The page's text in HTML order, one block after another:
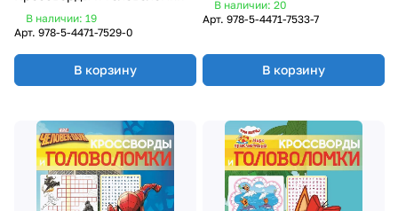
В наличии: 19
Арт. 978-5-4471-7529-0
В корзину
В наличии: 20
Арт. 978-5-4471-7533-7
В корзину